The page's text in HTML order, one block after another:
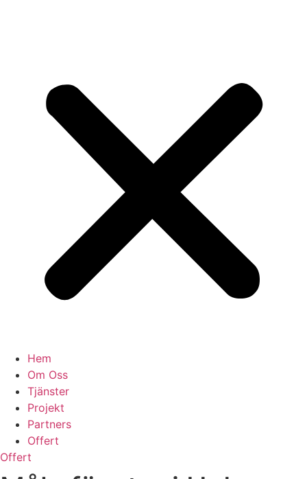
Hem
Om Oss
Tjänster
Projekt
Partners
Offert
Offert